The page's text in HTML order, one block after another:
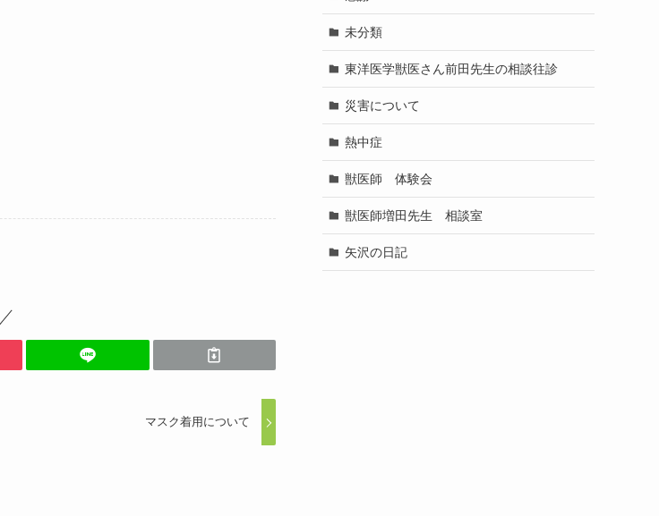
マスク着用について
未分類
東洋医学獣医さん前田先生の相談往診
災害について
熱中症
獣医師 体験会
獣医師増田先生 相談室
矢沢の日記